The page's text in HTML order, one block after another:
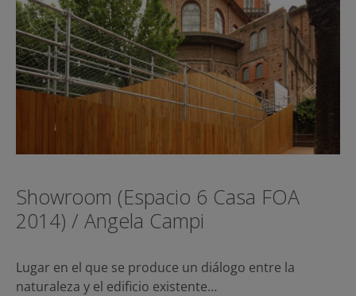
Showroom (Espacio 6 Casa FOA
2014) / Angela Campi
Lugar en el que se produce un diálogo entre la
naturaleza y el edificio existente…